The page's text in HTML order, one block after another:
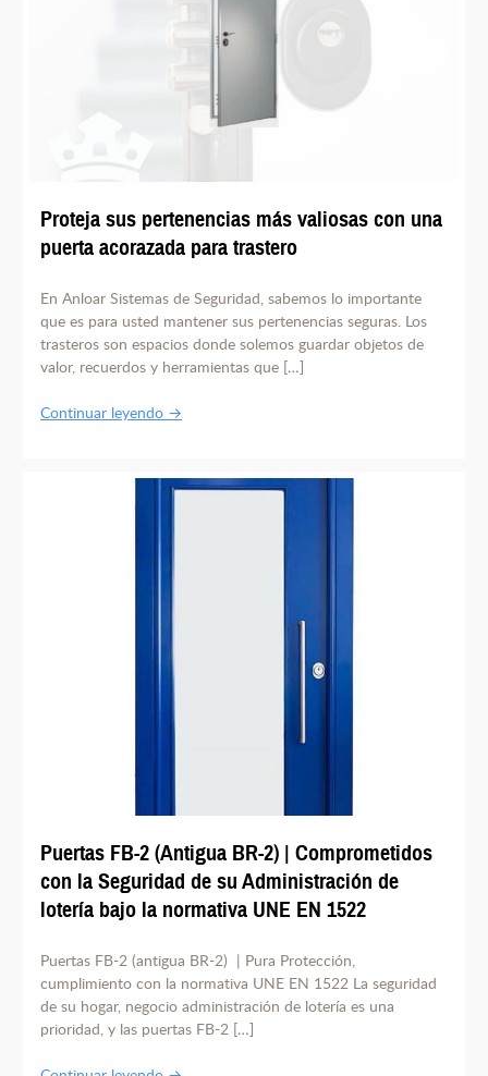
Proteja sus pertenencias más valiosas con una
puerta acorazada para trastero
En Anloar Sistemas de Seguridad, sabemos lo importante
que es para usted mantener sus pertenencias seguras. Los
trasteros son espacios donde solemos guardar objetos de
valor, recuerdos y herramientas que […]
Continuar leyendo →
Puertas FB-2 (Antigua BR-2) | Comprometidos
con la Seguridad de su Administración de
lotería bajo la normativa UNE EN 1522
Puertas FB-2 (antigua BR-2) | Pura Protección,
cumplimiento con la normativa UNE EN 1522 La seguridad
de su hogar, negocio administración de lotería es una
prioridad, y las puertas FB-2 […]